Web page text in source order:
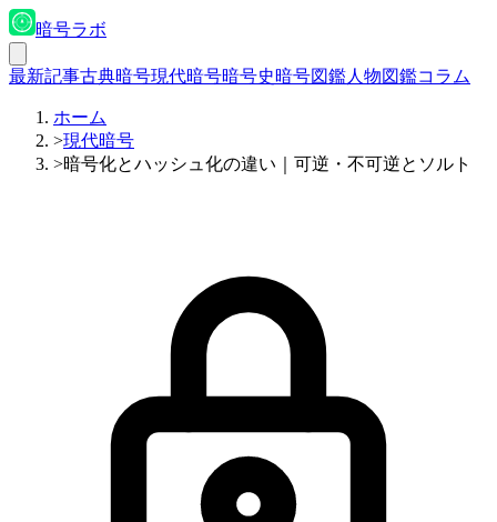
暗号ラボ
最新記事古典暗号現代暗号暗号史暗号図鑑人物図鑑コラム
ホーム
>現代暗号
>暗号化とハッシュ化の違い｜可逆・不可逆とソルト